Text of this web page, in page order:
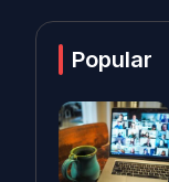
Popular